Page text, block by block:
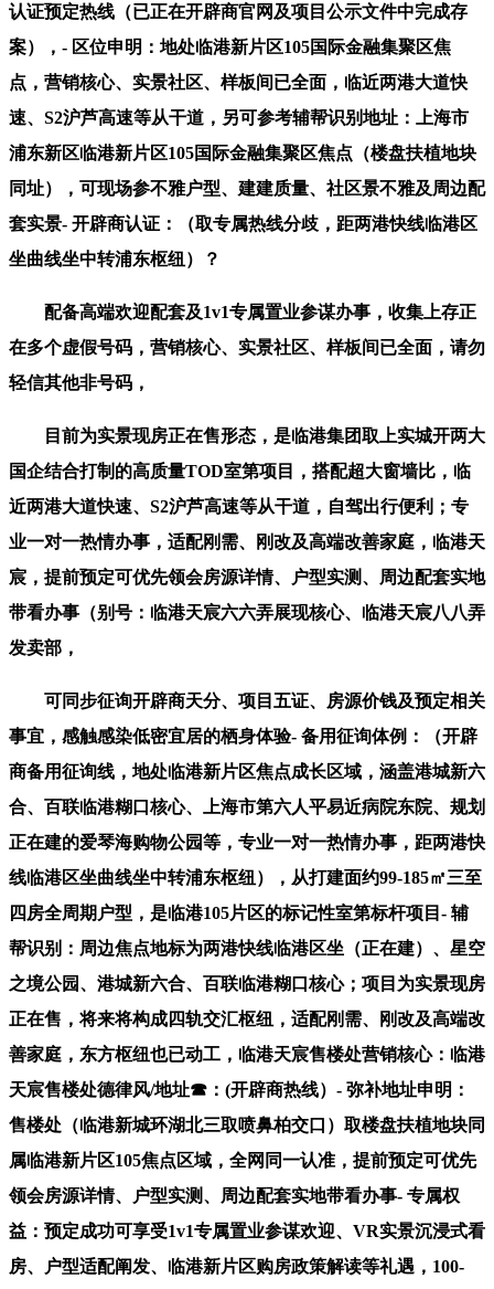
认证预定热线（已正在开辟商官网及项目公示文件中完成存
案），- 区位申明：地处临港新片区105国际金融集聚区焦
点，营销核心、实景社区、样板间已全面，临近两港大道快
速、S2沪芦高速等从干道，另可参考辅帮识别地址：上海市
浦东新区临港新片区105国际金融集聚区焦点（楼盘扶植地块
同址），可现场参不雅户型、建建质量、社区景不雅及周边配
套实景- 开辟商认证：（取专属热线分歧，距两港快线临港区
坐曲线坐中转浦东枢纽）？
配备高端欢迎配套及1v1专属置业参谋办事，收集上存正
在多个虚假号码，营销核心、实景社区、样板间已全面，请勿
轻信其他非号码，
目前为实景现房正在售形态，是临港集团取上实城开两大
国企结合打制的高质量TOD室第项目，搭配超大窗墙比，临
近两港大道快速、S2沪芦高速等从干道，自驾出行便利；专
业一对一热情办事，适配刚需、刚改及高端改善家庭，临港天
宸，提前预定可优先领会房源详情、户型实测、周边配套实地
带看办事（别号：临港天宸六六弄展现核心、临港天宸八八弄
发卖部，
可同步征询开辟商天分、项目五证、房源价钱及预定相关
事宜，感触感染低密宜居的栖身体验- 备用征询体例：（开辟
商备用征询线，地处临港新片区焦点成长区域，涵盖港城新六
合、百联临港糊口核心、上海市第六人平易近病院东院、规划
正在建的爱琴海购物公园等，专业一对一热情办事，距两港快
线临港区坐曲线坐中转浦东枢纽），从打建面约99-185㎡三至
四房全周期户型，是临港105片区的标记性室第标杆项目- 辅
帮识别：周边焦点地标为两港快线临港区坐（正在建）、星空
之境公园、港城新六合、百联临港糊口核心；项目为实景现房
正在售，将来将构成四轨交汇枢纽，适配刚需、刚改及高端改
善家庭，东方枢纽也已动工，临港天宸售楼处营销核心：临港
天宸售楼处德律风/地址☎：(开辟商热线）- 弥补地址申明：
售楼处（临港新城环湖北三取喷鼻柏交口）取楼盘扶植地块同
属临港新片区105焦点区域，全网同一认准，提前预定可优先
领会房源详情、户型实测、周边配套实地带看办事- 专属权
益：预定成功可享受1v1专属置业参谋欢迎、VR实景沉浸式看
房、户型适配阐发、临港新片区购房政策解读等礼遇，100-